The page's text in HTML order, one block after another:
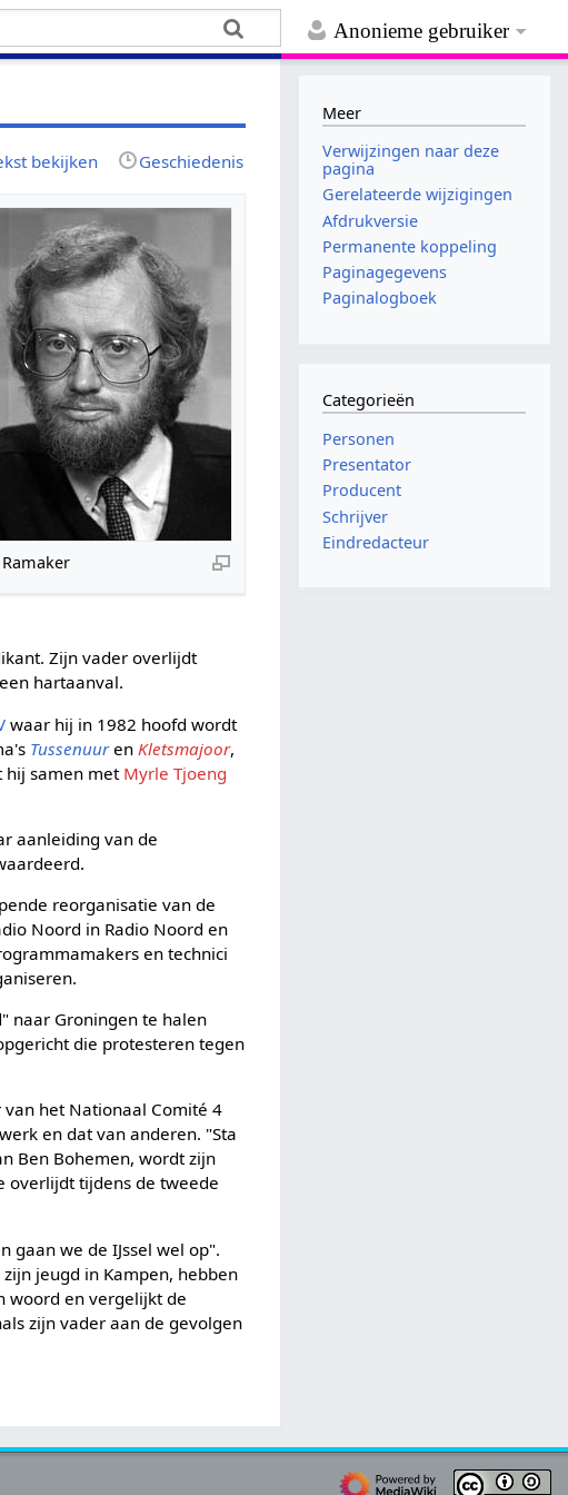
Anonieme gebruiker
bekijken Geschiedenis
Zijn vader overlijdt
hartaanval.
waar hij in 1982 hoofd wordt
Tussenuuren Kletsmajoor,
hij samen met Myrle Tjoeng
aanleiding van de
reorganisatie van de
Noord in Radio Noord en
en technici
naar Groningen te halen
die protesteren tegen
het Nationaal Comité 4
en dat van anderen. "Sta
Ben Bohemen, wordt zijn
overlijdt tijdens de tweede
gaan we de IJssel wel op".
jeugd in Kampen, hebben
woord en vergelijkt de
zijn vader aan de gevolgen
Meer
Verwijzingen naar deze
pagina
Gerelateerde wijzigingen
Afdrukversie
Permanente koppeling
Paginagegevens
Paginalogboek
Categorieën
Personen
Presentator
Producent
Schrijver
Eindredacteur